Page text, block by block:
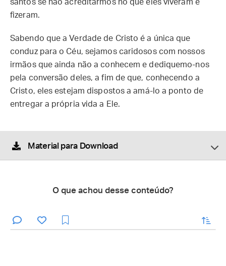
santos se não acreditarmos no que eles viveram e
fizeram.
Sabendo que a Verdade de Cristo é a única que
conduz para o Céu, sejamos caridosos com nossos
irmãos que ainda não a conhecem e dediquemo-nos
pela conversão deles, a fim de que, conhecendo a
Cristo, eles estejam dispostos a amá-lo a ponto de
entregar a própria vida a Ele.
Material para Download
O que achou desse conteúdo?
enviar